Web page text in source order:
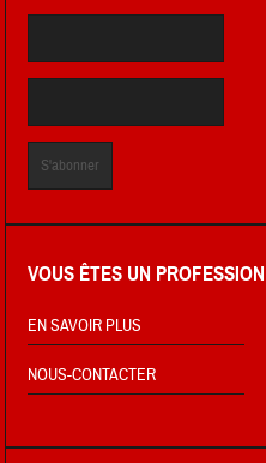
VOUS ÊTES UN
EN SAVOIR PLUS
NOUS-CONTACTER